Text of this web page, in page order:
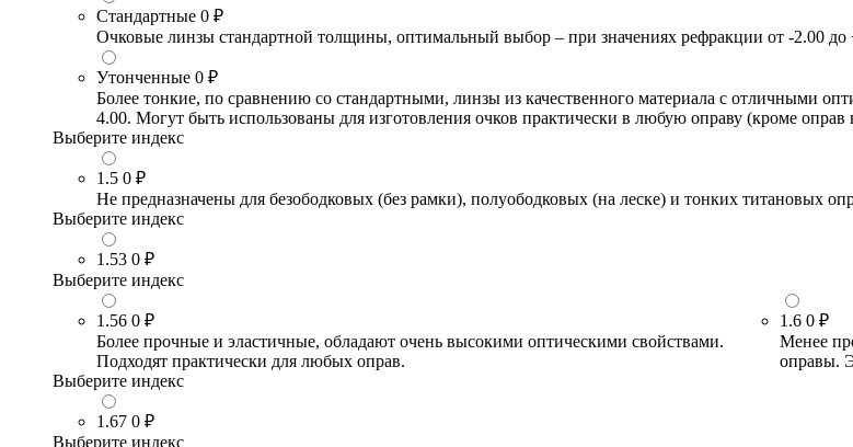
Стандартные 0 ₽
Очковые линзы стандартной толщины, оптимальный выбор – при значениях рефракции от -2.00 до
Утонченные 0 ₽
Более тонкие, по сравнению со стандартными, линзы из качественного материала с отличными
4.00. Могут быть использованы для изготовления очков практически в любую оправу (кроме
Выберите индекс
1.5 0 ₽
Не предназначены для безободковых (без рамки), полуободковых (на леске) и тонких титановых
Выберите индекс
1.53 0 ₽
Выберите индекс
1.56 0 ₽
Более прочные и эластичные, обладают очень высокими оптическими свойствами.
Подходят практически для любых оправ.
1.6 0 ₽
Менее
оправы.
Выберите индекс
1.67 0 ₽
Выберите индекс